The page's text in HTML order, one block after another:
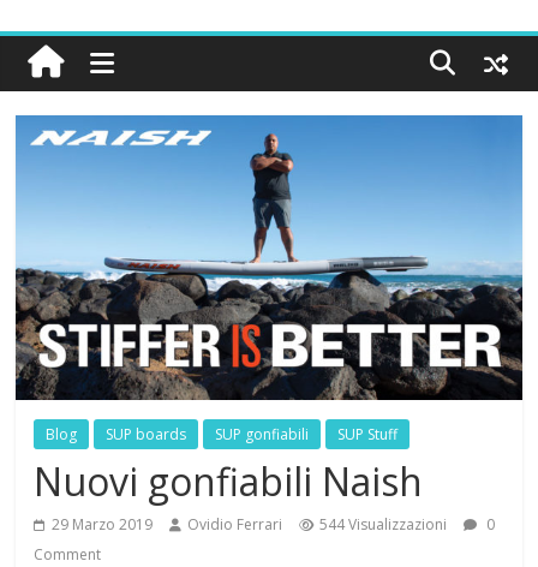
Blog SUP boards SUP gonfiabili SUP Stuff
Nuovi gonfiabili Naish
29 Marzo 2019 Ovidio Ferrari 544 Visualizzazioni
0
Comment